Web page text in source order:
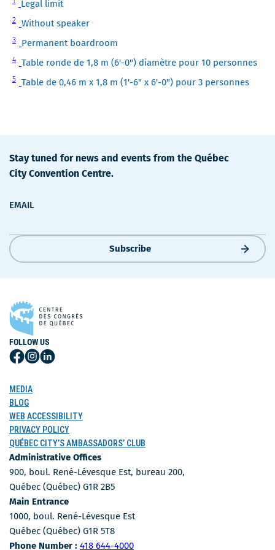
Legal limit
Note
2
Without speaker
Note
3
Permanent boardroom
Note
4
Table ronde de 1,8 m (6'-0") diamètre pour 10 personnes
Note
5 Table de 0,46 m x 1,8 m (1'-6" x 6'-0") pour 3 personnes
Stay tuned for news and events from the Québec
City Convention Centre.
EMAIL
Subscribe
FOLLOW US
Follow
Facebook
Follow
Instagram
Follow
MEDIA
BLOG
WEB ACCESSIBILITY
PRIVACY POLICY
QUÉBEC CITY’S AMBASSADORS’ CLUB
Administrative Offices
900, boul. René-Lévesque Est, bureau 200,
Québec (Québec) G1R 2B5
Main Entrance
1000, boul. René-Lévesque Est
Québec (Québec) G1R 5T8
Phone Number : Phone Number
418 644-4000